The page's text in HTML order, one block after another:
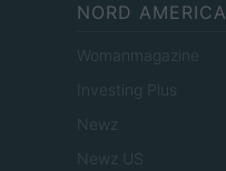
NORD AMERICA
Womanmagazine
Investing Plus
Newz
Newz US